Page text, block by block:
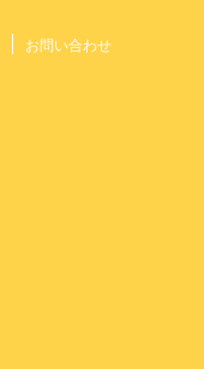
お問い合わせ